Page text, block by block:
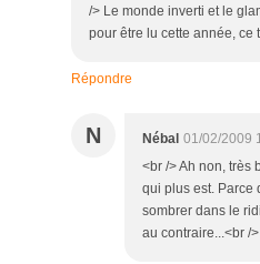
/> Le monde inverti et le
pour être lu cette année, ce
Répondre
N Nébal 01/02/2009
<br /> Ah non, très
qui plus est. Parce
sombrer dans le
au contraire...<br /